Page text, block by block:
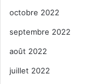
octobre 2022
septembre 2022
août 2022
juillet 2022